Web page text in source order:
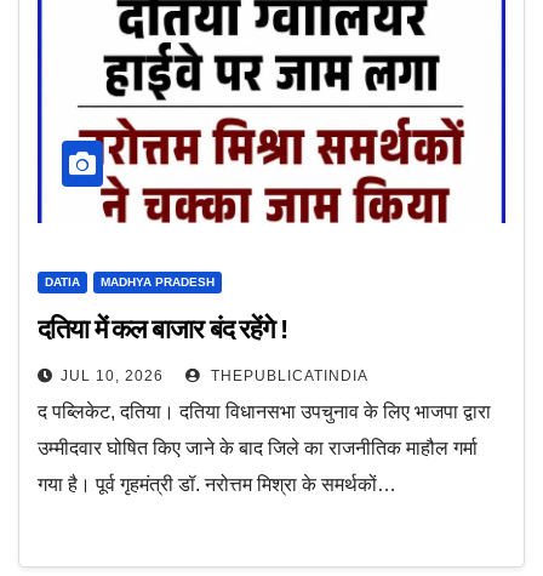
DATIA MADHYA PRADESH
दतिया में कल बाजार बंद रहेंगे !
JUL 10, 2026 THEPUBLICATINDIA
द पब्लिकेट, दतिया। दतिया विधानसभा उपचुनाव के लिए भाजपा द्वारा
उम्मीदवार घोषित किए जाने के बाद जिले का राजनीतिक माहौल गर्मा
गया है। पूर्व गृहमंत्री डॉ. नरोत्तम मिश्रा के समर्थकों…